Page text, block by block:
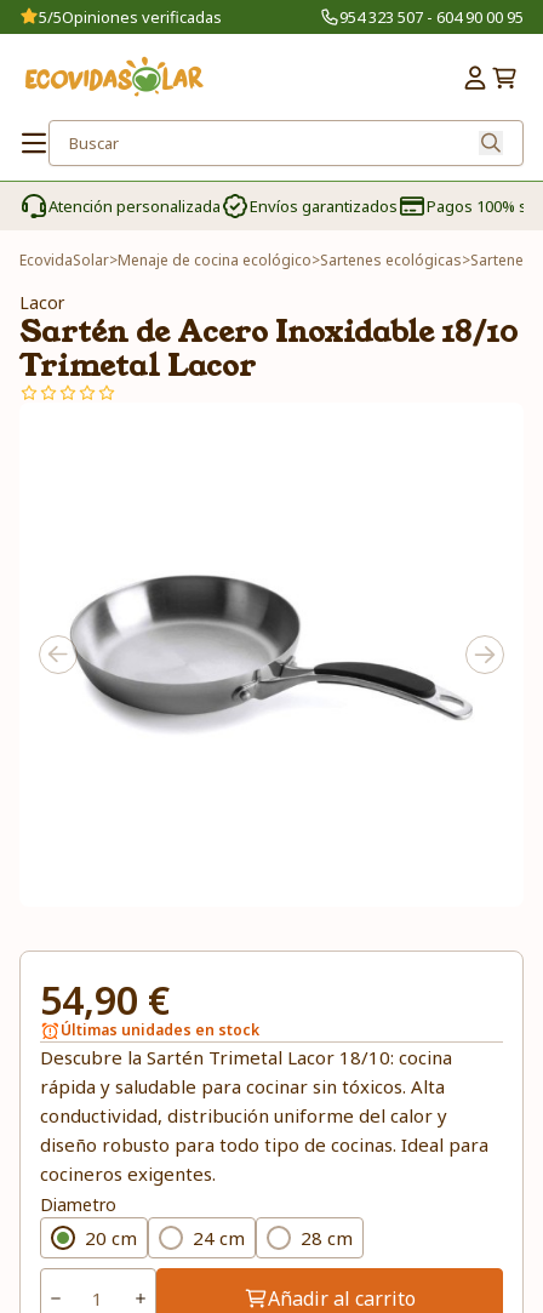
5/5Opiniones verificadas 954 323 507 - 604 90 00 95
Atención personalizada Envíos garantizados Pagos 100%
EcovidaSolar>Menaje de cocina ecológico>Sartenes ecológicas>Sartenes
Lacor
Sartén de Acero Inoxidable 18/10
Trimetal Lacor
54,90 €
Últimas unidades en stock
Descubre la Sartén Trimetal Lacor 18/10: cocina
rápida y saludable para cocinar sin tóxicos. Alta
conductividad, distribución uniforme del calor y
diseño robusto para todo tipo de cocinas. Ideal para
cocineros exigentes.
Diametro
20 cm 24 cm 28 cm
Añadir al carrito